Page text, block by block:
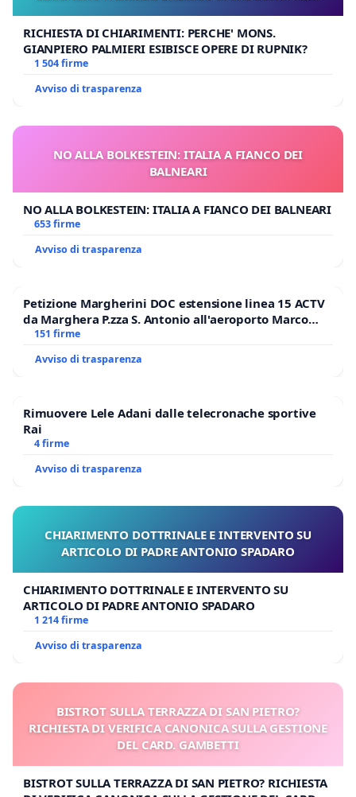
RICHIESTA DI CHIARIMENTI: PERCHE' MONS.
GIANPIERO PALMIERI ESIBISCE OPERE DI RUPNIK?
1 504 firme
Avviso di trasparenza
NO ALLA BOLKESTEIN: ITALIA A FIANCO DEI
BALNEARI
NO ALLA BOLKESTEIN: ITALIA A FIANCO DEI BALNEARI
653 firme
Avviso di trasparenza
Petizione Margherini DOC estensione linea 15 ACTV
da Marghera P.zza S. Antonio all'aeroporto Marco
Polo tariffa a € 1,50
151 firme
Avviso di trasparenza
Rimuovere Lele Adani dalle telecronache sportive
Rai
4 firme
Avviso di trasparenza
CHIARIMENTO DOTTRINALE E INTERVENTO SU
ARTICOLO DI PADRE ANTONIO SPADARO
CHIARIMENTO DOTTRINALE E INTERVENTO SU
ARTICOLO DI PADRE ANTONIO SPADARO
1 214 firme
Avviso di trasparenza
BISTROT SULLA TERRAZZA DI SAN PIETRO?
RICHIESTA DI VERIFICA CANONICA SULLA GESTIONE
DEL CARD. GAMBETTI
BISTROT SULLA TERRAZZA DI SAN PIETRO? RICHIESTA